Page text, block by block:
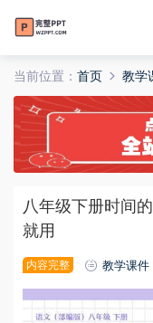
当前位置： 首页 教学
八年级下册时间
就用
内容完整 教学课件